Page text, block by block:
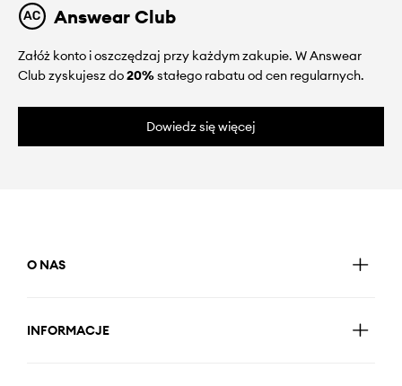
Answear Club
Załóż konto i oszczędzaj przy każdym zakupie. W Answear
Club zyskujesz do20%stałego rabatu od cen regularnych.
Dowiedz się więcej
O NAS
INFORMACJE